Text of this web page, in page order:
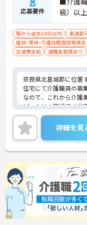
応募要件
級）以
駅から徒歩10分以内 車通勤
産休･育休･介護休暇取得実績あ
交通費支給
退職金制度あり
奈良県北葛城郡に位置
住宅にて介護職員の募
なので、これから介護
ピッタリの職場です◎
ュ休暇もあり、ワーク
お仕事ができます！産
護・介護・行事休暇な
をしながらでも働きや
に嬉しい世帯・住宅補
心して働きやすい環境
る方は面接ポイントを
ご連絡ください。
詳細を見